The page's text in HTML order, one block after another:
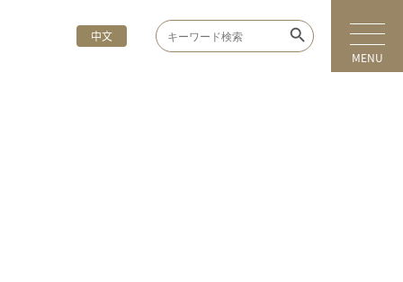
中文 Search
for:
Search Button
MENU